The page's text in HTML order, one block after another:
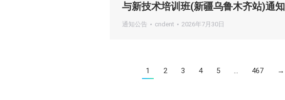
与新技术培训班(新疆乌鲁木齐站)通知
通知公告 cndent 2026年7月30日
1 2 3 4 5 … 467 →